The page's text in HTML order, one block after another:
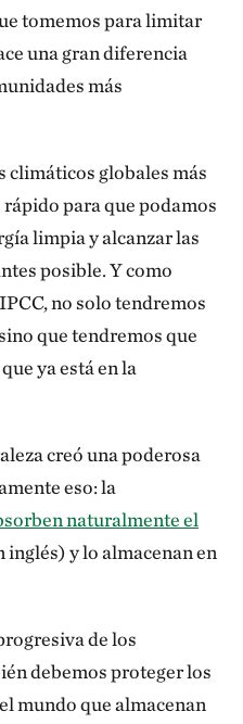
tomemos para limitar
una gran diferencia
más
climáticos globales más
para que podamos
limpia y alcanzar las
posible. Y como
no solo tendremos
que tendremos que
ya está en la
creó una poderosa
eso: la
naturalmente el
inglés) y lo almacenan en
de los
debemos proteger los
mundo que almacenan